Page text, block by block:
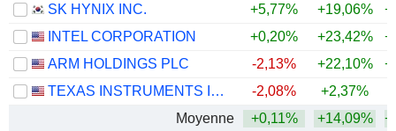
SK HYNIX INC.
+5,77% +19,06%
INTEL CORPORATION
+0,20% +23,42%
ARM HOLDINGS PLC
-2,13% +22,10%
TEXAS INSTRUMENTS INCORPORATED
-2,08% +2,37%
Moyenne
+0,11% +14,09%